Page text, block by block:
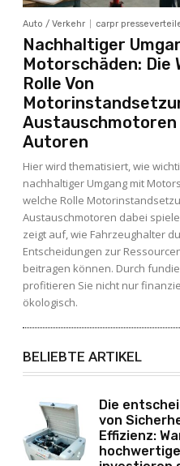
Auto / Verkehr carpr
Nachhaltiger
Motorschäden: Die
Rolle Von
Austauschmotoren
Autoren
Hier wird thematisiert, wie
nachhaltiger Umgang mit
welche Rolle
Austauschmotoren dabei
zeigt auf, wie Fahrzeughalter
Entscheidungen zur
beitragen können. Durch
profitieren Sie nicht nur
ökologisch.
BELIEBTE ARTIKEL
Die
von
Effizienz: